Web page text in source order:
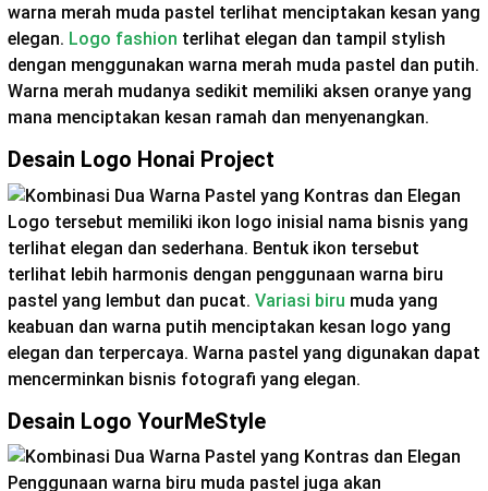
warna merah muda pastel terlihat menciptakan kesan yang
elegan. Logo fashion terlihat elegan dan tampil stylish
dengan menggunakan warna merah muda pastel dan putih.
Warna merah mudanya sedikit memiliki aksen oranye yang
mana menciptakan kesan ramah dan menyenangkan.
Desain Logo Honai Project
Logo tersebut memiliki ikon logo inisial nama bisnis yang
terlihat elegan dan sederhana. Bentuk ikon tersebut
terlihat lebih harmonis dengan penggunaan warna biru
pastel yang lembut dan pucat. Variasi biru muda yang
keabuan dan warna putih menciptakan kesan logo yang
elegan dan terpercaya. Warna pastel yang digunakan dapat
mencerminkan bisnis fotografi yang elegan.
Desain Logo YourMeStyle
Penggunaan warna biru muda pastel juga akan